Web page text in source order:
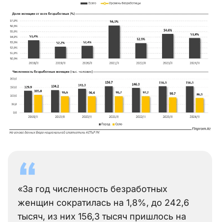
«За год численность безработных
женщин сократилась на 1,8%, до 242,6
тысяч, из них 156,3 тысяч пришлось на